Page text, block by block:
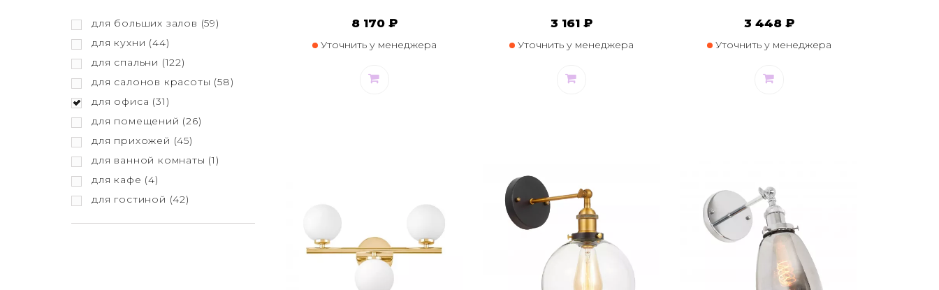
для больших залов (59)
для кухни (44)
для спальни (122)
для салонов красоты (58)
для офиса (31)
для помещений (26)
для прихожей (45)
для ванной комнаты (1)
для кафе (4)
для гостиной (42)
8 170 ₽
Уточнить у менеджера
3 161 ₽
Уточнить у менеджера
3 448 ₽
Уточнить у менеджера